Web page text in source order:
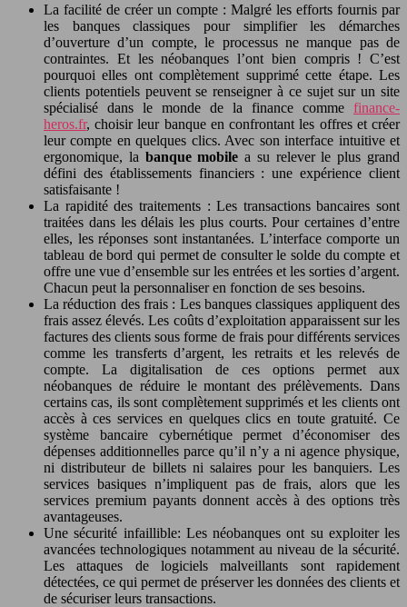
La facilité de créer un compte : Malgré les efforts fournis par
les banques classiques pour simplifier les démarches
d’ouverture d’un compte, le processus ne manque pas de
contraintes. Et les néobanques l’ont bien compris ! C’est
pourquoi elles ont complètement supprimé cette étape. Les
clients potentiels peuvent se renseigner à ce sujet sur un site
spécialisé dans le monde de la finance comme finance-
heros.fr, choisir leur banque en confrontant les offres et créer
leur compte en quelques clics. Avec son interface intuitive et
ergonomique, la banque mobilea su relever le plus grand
défini des établissements financiers : une expérience client
satisfaisante !
La rapidité des traitements : Les transactions bancaires sont
traitées dans les délais les plus courts. Pour certaines d’entre
elles, les réponses sont instantanées. L’interface comporte un
tableau de bord qui permet de consulter le solde du compte et
offre une vue d’ensemble sur les entrées et les sorties d’argent.
Chacun peut la personnaliser en fonction de ses besoins.
La réduction des frais : Les banques classiques appliquent des
frais assez élevés. Les coûts d’exploitation apparaissent sur les
factures des clients sous forme de frais pour différents services
comme les transferts d’argent, les retraits et les relevés de
compte. La digitalisation de ces options permet aux
néobanques de réduire le montant des prélèvements. Dans
certains cas, ils sont complètement supprimés et les clients ont
accès à ces services en quelques clics en toute gratuité. Ce
système bancaire cybernétique permet d’économiser des
dépenses additionnelles parce qu’il n’y a ni agence physique,
ni distributeur de billets ni salaires pour les banquiers. Les
services basiques n’impliquent pas de frais, alors que les
services premium payants donnent accès à des options très
avantageuses.
Une sécurité infaillible: Les néobanques ont su exploiter les
avancées technologiques notamment au niveau de la sécurité.
Les attaques de logiciels malveillants sont rapidement
détectées, ce qui permet de préserver les données des clients et
de sécuriser leurs transactions.